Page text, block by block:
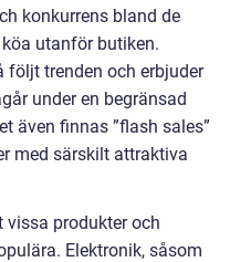
konkurrens bland de
utanför butiken.
följt trenden och erbjuder
under en begränsad
även finnas ”flash sales”
med särskilt attraktiva
vissa produkter och
Elektronik, såsom